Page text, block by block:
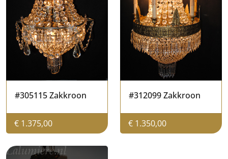
#305115 Zakkroon
€ 1.375,00
#312099 Zakkroon
€ 1.350,00